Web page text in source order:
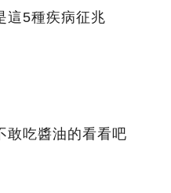
這5種疾病征兆
敢吃醬油的看看吧